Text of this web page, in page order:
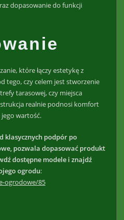
dopasowanie do funkcji
które łączy estetykę z
tego, czy celem jest stworzenie
tarasowej, czy miejsca
realnie podnosi komfort
wartość.
klasycznych podpór po
pozwala dopasować produkt
dostępne modele i znajdź
ogrodu:
ogrodowe/85